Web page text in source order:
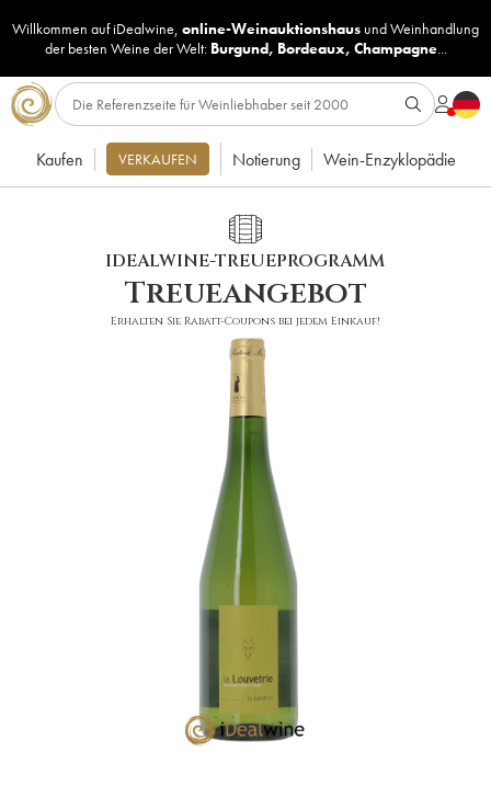
Willkommen auf iDealwine, online-Weinauktionshaus undWeinhandlung
der besten Weine der Welt: Burgund, Bordeaux, Champagne...
Kaufen VERKAUFEN Notierung Wein-Enzyklopädie
IDEALWINE-TREUEPROGRAMM
Treueangebot
Erhalten Sie Rabatt-Coupons bei jedem Einkauf!